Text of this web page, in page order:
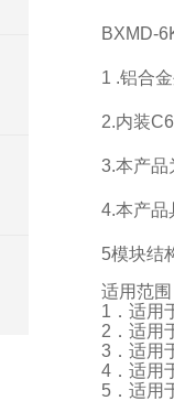
BXMD-
1 .铝合
2.内装
3.本产品
4.本产品
5模块结
适用范围
1．适用
2．适用
3．适用
4．适用
5．适用